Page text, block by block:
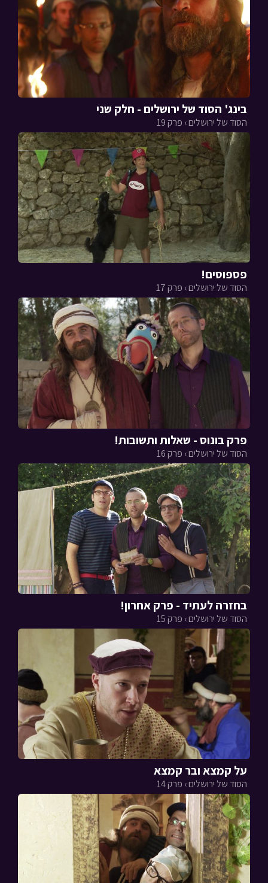
בינג' הסוד של ירושלים - חלק שני
הסוד של ירושלים › פרק 19
פספוסים!
הסוד של ירושלים › פרק 17
פרק בונוס - שאלות ותשובות!
הסוד של ירושלים › פרק 16
בחזרה לעתיד - פרק אחרון!
הסוד של ירושלים › פרק 15
על קמצא ובר קמצא
הסוד של ירושלים › פרק 14